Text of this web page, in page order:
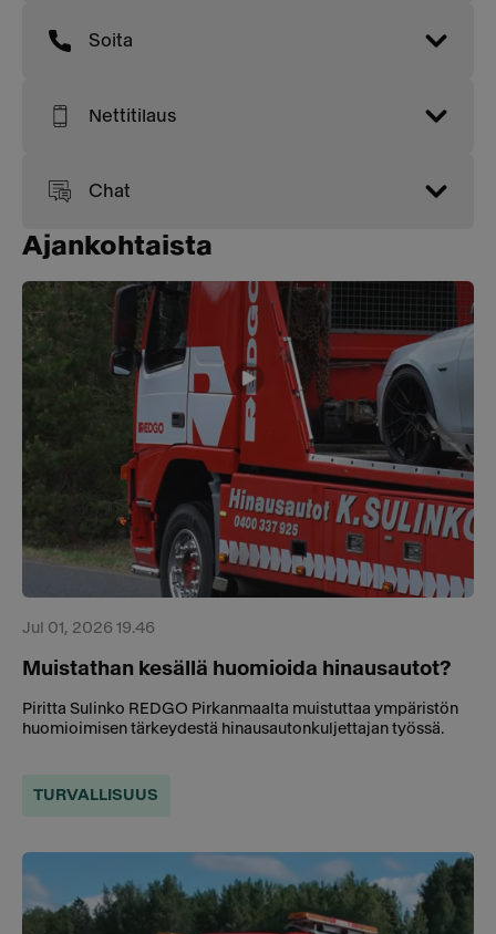
Soita
Nettitilaus
Chat
Ajankohtaista
Jul 01, 2026 19.46
Muistathan kesällä huomioida hinausautot?
Piritta Sulinko REDGO Pirkanmaalta muistuttaa ympäristön
huomioimisen tärkeydestä hinausautonkuljettajan työssä.
TURVALLISUUS